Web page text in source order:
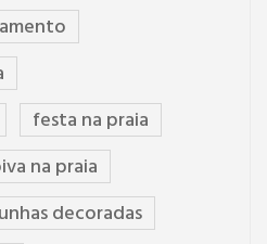
festa na praia
na praia
unhas decoradas